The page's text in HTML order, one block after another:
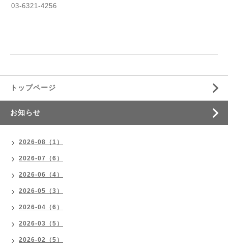
03-6321-4256
トップページ
お知らせ
2026-08（1）
2026-07（6）
2026-06（4）
2026-05（3）
2026-04（6）
2026-03（5）
2026-02（5）